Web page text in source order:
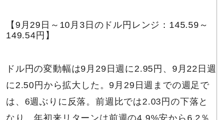
【9月29日～10月3日のドル円レンジ：145.59～
149.54円】
ドル円の変動幅は9月29日週に2.95円、9月22日週
に2.50円から拡大した。9月29日週までの週足で
は、6週ぶりに反落。前週比では2.03円の下落と
なり、年初来リターンは前週の4.9%安から6.2％